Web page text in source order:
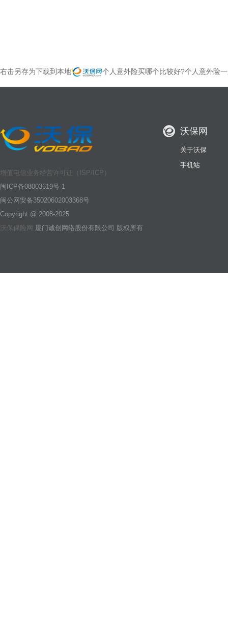
右击另存为下载到本地 个人意外险买哪个比较好?个人意外险
增值电信业务经营许可证（ISP/ICP）
闽ICP备08003619号-1
闽公网安备35020602003368号
Copyright @ 2008-2025
沃保保险网 厦门诚创网络股份有限公司 版权所有
沃保网
关于沃保
手机站